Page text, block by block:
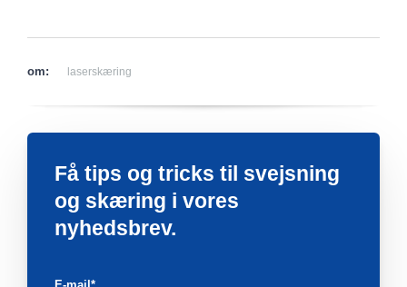
om: laserskæring
Få tips og tricks til svejsning
og skæring i vores
nyhedsbrev.